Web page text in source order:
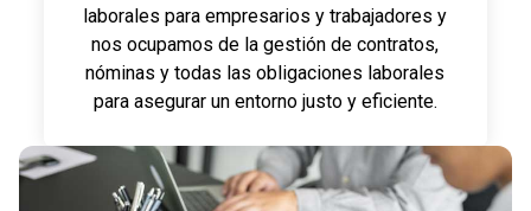
laborales para empresarios y trabajadores y
nos ocupamos de la gestión de contratos,
nóminas y todas las obligaciones laborales
para asegurar un entorno justo y eficiente.